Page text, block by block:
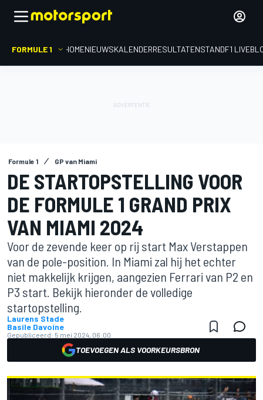
FORMULE 1 HOMENIEUWSKALENDERRESULTATENSTANDF1
Formule 1 GP van Miami
DE STARTOPSTELLING VOOR
DE FORMULE 1 GRAND PRIX
VAN MIAMI 2024
Voor de zevende keer op rij start Max Verstappen
van de pole-position. In Miami zal hij het echter
niet makkelijk krijgen, aangezien Ferrari van P2 en
P3 start. Bekijk hieronder de volledige
startopstelling.
Laurens Stade
Basile Davoine
Gepubliceerd: 5 mei 2024, 06:00
TOEVOEGEN ALS VOORKEURSBRON